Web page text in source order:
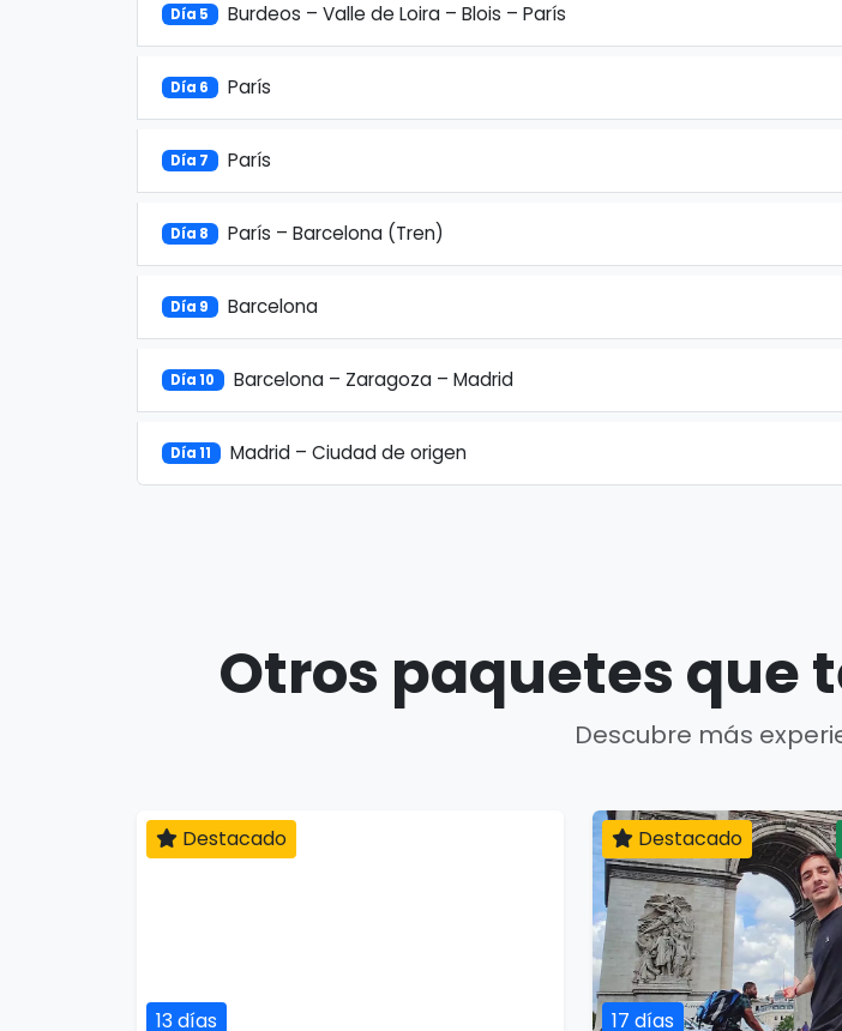
Día 5 Burdeos – Valle de Loira – Blois – París
Día 6 París
Día 7 París
Día 8 París – Barcelona (Tren)
Día 9 Barcelona
Día 10 Barcelona – Zaragoza – Madrid
Día 11 Madrid – Ciudad de origen
Otros paquetes que
Descubre más
13 días
Destacado
17 días
Destacado